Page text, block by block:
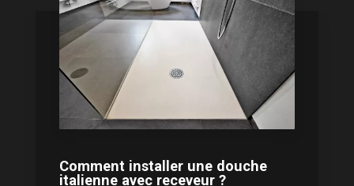
Comment installer une douche
italienne avec receveur ?